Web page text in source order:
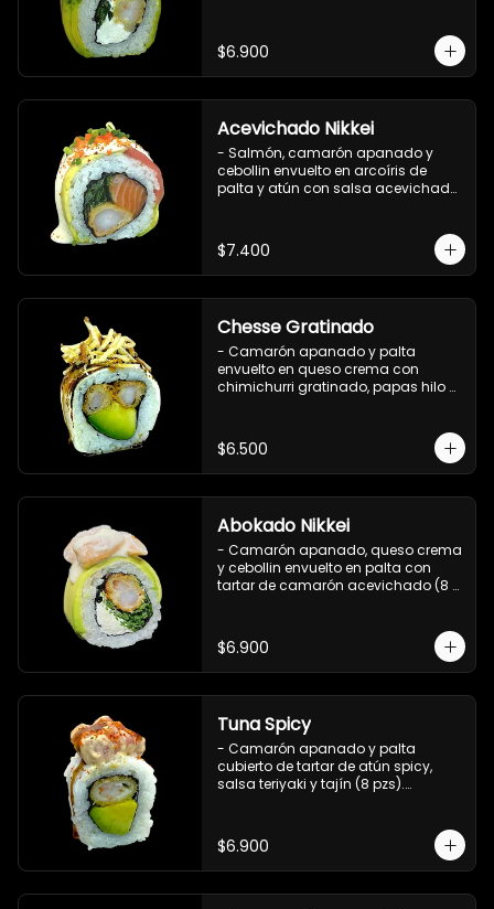
$6.900
Acevichado Nikkei
- Salmón, camarón apanado y
cebollin envuelto en arcoíris de
palta y atún con salsa acevichada,
$7.400
Chesse Gratinado
- Camarón apanado y palta
envuelto en queso crema con
chimichurri gratinado, papas hilo y
$6.500
Abokado Nikkei
- Camarón apanado, queso crema
y cebollin envuelto en palta con
tartar de camarón acevichado (8
$6.900
Tuna Spicy
- Camarón apanado y palta
cubierto de tartar de atún spicy,
salsa teriyaki y tajín (8 pzs).
$6.900